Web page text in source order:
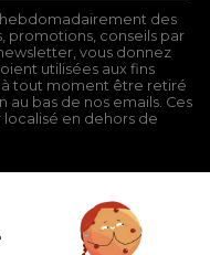
des
promotions, conseils par
vous donnez
utilisées aux fins
tout moment être retiré
au bas de nos emails. Ces
localisé en dehors de